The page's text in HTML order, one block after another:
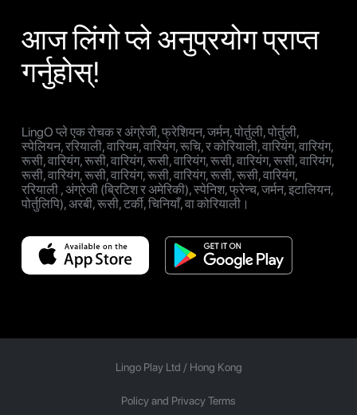
आज लिंगो प्ले अनुप्रयोग प्राप्त
गर्नुहोस्!
LingO प्ले एक रोचक र अंग्रेजी, फ्रेशियन, जर्मन, पोर्तुली, पोर्तुली,
स्पेलियन, ररियाली, वारियम, वारियंग, रूचि, र कोरियाली, वारियंग, वारियंग,
रूसी, वारियंग, रूसी, वारियंग, रूसी, वारियंग, रूसी, वारियंग, रूसी, वारियंग,
रूसी, वारियंग, रूसी, वारियंग, रूसी, वारियंग, रूसी, रूसी, वारियंग,
ररियाली , अंग्रेजी (ब्रिटिश र अमेरिकी), स्पेनिश, फ्रेन्च, जर्मन, इटालियन,
पोर्तुलिपि), अरबी, रूसी, टर्की, चिनियाँ, वा कोरियाली।
Lingo Play Ltd / Hong Kong
Policy and Privacy Terms